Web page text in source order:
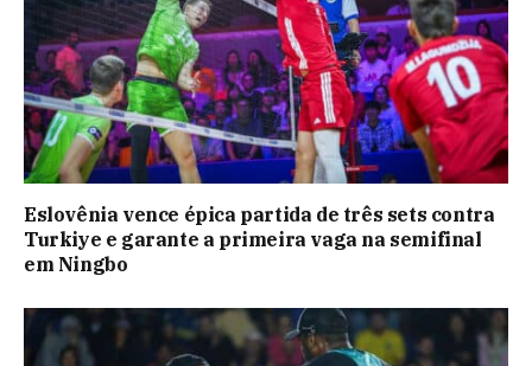
Eslovênia vence épica partida de três sets contra
Turkiye e garante a primeira vaga na semifinal
em Ningbo